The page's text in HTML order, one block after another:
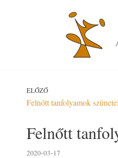
ELŐZŐ
Felnőtt tanfolyamok
Felnőtt
2020-03-17